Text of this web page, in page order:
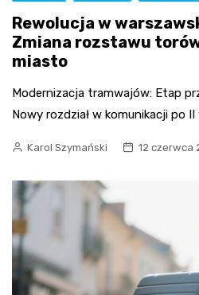
Rewolucja w
Zmiana rozstawu
miasto
Modernizacja tramwajów: Etap
Nowy rozdział w komunikacji po
Karol Szymański 12 czerwca